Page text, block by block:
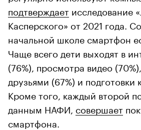
подтверждает исследование
Касперского» от 2021 года.
начальной школе смартфон
Чаще всего дети выходят в
(76%), просмотра видео
друзьями (67%) и подготовки
Кроме того, каждый второй
данным НАФИ, совершает
смартфона.